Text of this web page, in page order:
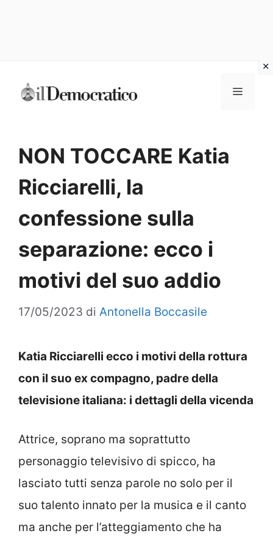
Menu
NON TOCCARE Katia
Ricciarelli, la
confessione sulla
separazione: ecco i
motivi del suo addio
17/05/2023 di Antonella Boccasile
Katia Ricciarelli ecco i motivi della rottura
con il suo ex compagno, padre della
televisione italiana: i dettagli della vicenda
Attrice, soprano ma soprattutto
personaggio televisivo di spicco, ha
lasciato tutti senza parole no solo per il
suo talento innato per la musica e il canto
ma anche per l’atteggiamento che ha